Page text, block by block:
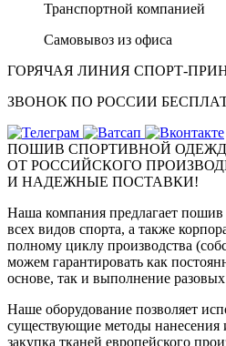
Транспортной компанией
Самовывоз из офиса
ГОРЯЧАЯ ЛИНИЯ СПОРТ-
ЗВОНОК ПО РОССИИ
ПОШИВ СПОРТИВНОЙ
ОТ РОССИЙСКОГО
И НАДЕЖНЫЕ ПОСТАВКИ!
Наша компания предлагает
всех видов спорта, а также
полному циклу производства
можем гарантировать как
основе, так и выполнение
Наше оборудование позволяет
существующие методы нанесения
закупка тканей европейского